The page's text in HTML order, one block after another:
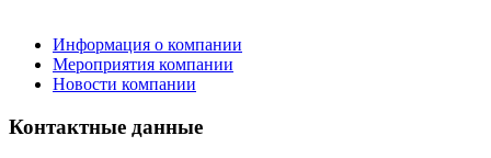
Информация о компании
Мероприятия компании
Новости компании
Контактные данные